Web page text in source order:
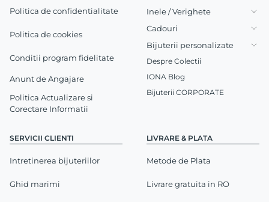
Politica de confidentialitate
Politica de cookies
Conditii program fidelitate
Anunt de Angajare
Politica Actualizare si
Corectare Informatii
SERVICII CLIENTI
Intretinerea bijuteriilor
Ghid marimi
LIVRARE & PLATA
Metode de Plata
Livrare gratuita in RO
Inele / Verighete
Cadouri
Bijuterii personalizate
Despre Colectii
IONA Blog
Bijuterii CORPORATE